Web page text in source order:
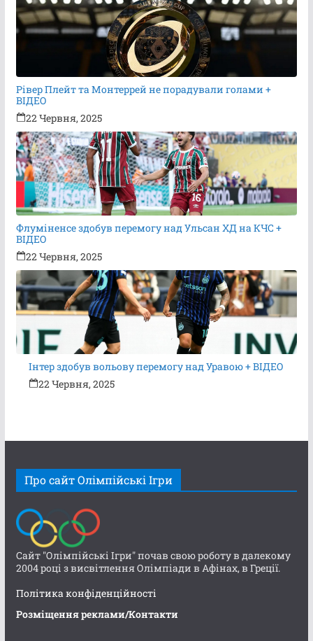
Рівер Плейт та Монтеррей не порадували голами +
ВІДЕО
22 Червня, 2025
Флуміненсе здобув перемогу над Ульсан ХД на КЧС +
ВІДЕО
22 Червня, 2025
Інтер здобув вольову перемогу над Уравою + ВІДЕО
22 Червня, 2025
Про сайт Олімпійські Ігри
Сайт "Олімпійські Ігри" почав свою роботу в далекому
2004 році з висвітлення Олімпіади в Афінах, в Греції.
Політика конфіденційності
Розміщення реклами/Контакти